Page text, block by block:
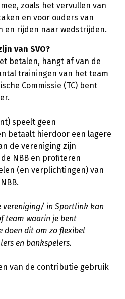
zoals het vervullen van
en voor ouders van
en rijden naar wedstrijden.
van SVO?
betalen, hangt af van de
trainingen van het team
Commissie (TC) bent
speelt geen
betaalt hierdoor een lagere
de vereniging zijn
NBB en profiteren
(en verplichtingen) van
vereniging/ in Sportlink kan
team waarin je bent
doen dit om zo flexibel
en bankspelers.
van de contributie gebruik